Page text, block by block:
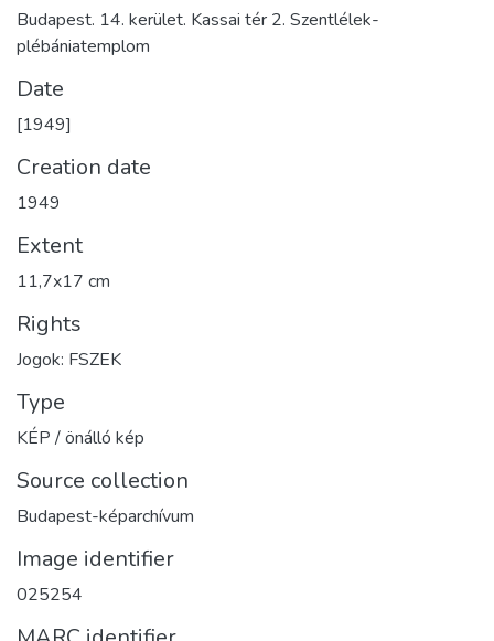
Budapest. 14. kerület. Kassai tér 2. Szentlélek-
plébániatemplom
Date
[1949]
Creation date
1949
Extent
11,7x17 cm
Rights
Jogok: FSZEK
Type
KÉP / önálló kép
Source collection
Budapest-képarchívum
Image identifier
025254